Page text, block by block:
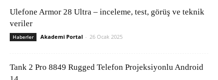
Ulefone Armor 28 Ultra – inceleme, test, görüş ve teknik
veriler
Haberler Akademi Portal - 26 Ocak 2025
Tank 2 Pro 8849 Rugged Telefon Projeksiyonlu Android